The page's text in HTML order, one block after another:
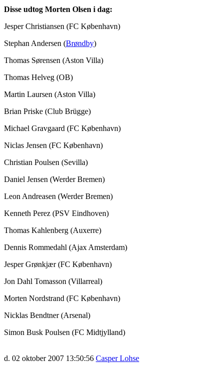
Disse udtog Morten Olsen i dag:
Jesper Christiansen (FC København)
Stephan Andersen (Brøndby)
Thomas Sørensen (Aston Villa)
Thomas Helveg (OB)
Martin Laursen (Aston Villa)
Brian Priske (Club Brügge)
Michael Gravgaard (FC København)
Niclas Jensen (FC København)
Christian Poulsen (Sevilla)
Daniel Jensen (Werder Bremen)
Leon Andreasen (Werder Bremen)
Kenneth Perez (PSV Eindhoven)
Thomas Kahlenberg (Auxerre)
Dennis Rommedahl (Ajax Amsterdam)
Jesper Grønkjær (FC København)
Jon Dahl Tomasson (Villarreal)
Morten Nordstrand (FC København)
Nicklas Bendtner (Arsenal)
Simon Busk Poulsen (FC Midtjylland)
d. 02 oktober 2007 13:50:56 Casper Lohse